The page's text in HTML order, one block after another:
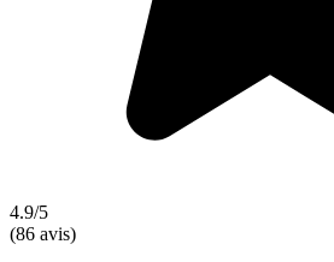
4.9/5
(86 avis)